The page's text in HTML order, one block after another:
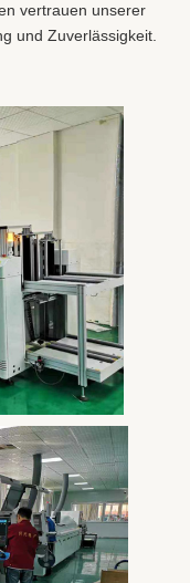
vertrauen unserer
und Zuverlässigkeit.